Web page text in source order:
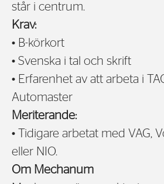
står i centrum.
Krav:
• B-körkort
• Svenska i tal och skrift
• Erfarenhet av att arbeta i
Automaster
Meriterande:
• Tidigare arbetat med VAG,
eller NIO.
Om Mechanum